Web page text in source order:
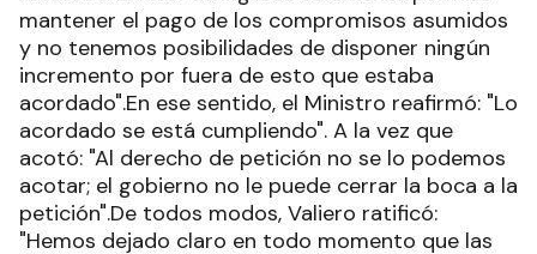
mantener el pago de los compromisos asumidos
y no tenemos posibilidades de disponer ningún
incremento por fuera de esto que estaba
acordado".En ese sentido, el Ministro reafirmó: "Lo
acordado se está cumpliendo". A la vez que
acotó: "Al derecho de petición no se lo podemos
acotar; el gobierno no le puede cerrar la boca a la
petición".De todos modos, Valiero ratificó:
"Hemos dejado claro en todo momento que las